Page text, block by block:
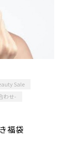
Sale
わせ-
福袋